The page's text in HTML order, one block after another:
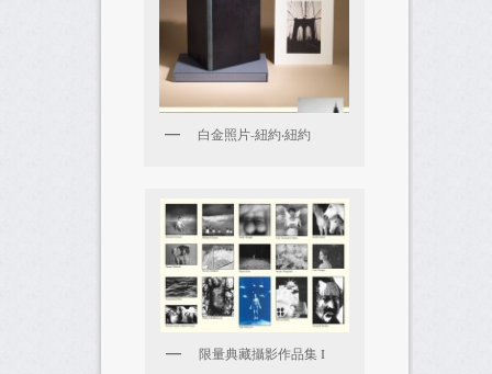
白金照片-紐約‧紐約
限量典藏攝影作品集 I